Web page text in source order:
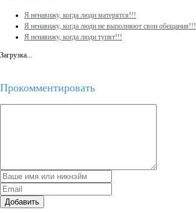
Я ненавижу, когда люди матерятся!!!
Я ненавижу, когда люди не выполняют свои обещания!!!
Я ненавижу, когда люди тупят!!!
Загрузка...
Прокомментировать
Добавить